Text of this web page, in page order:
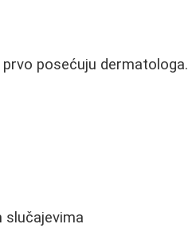
posećuju dermatologa.
slučajevima